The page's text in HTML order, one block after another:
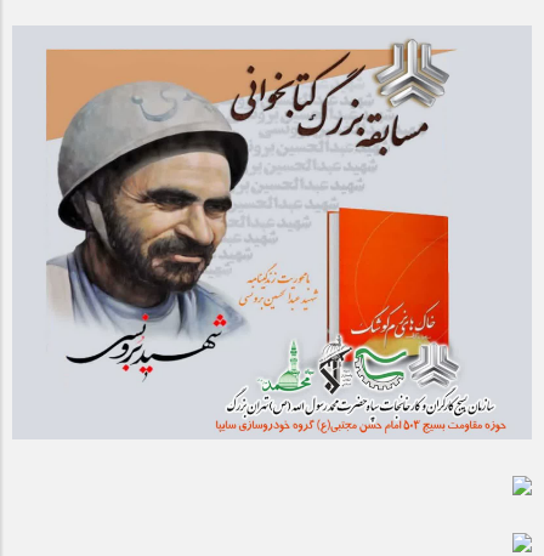
برگزار شد
مراسم گرامیداشت سالروز آزادسازی خرمشهر در نمازخانه فاطمیه
مگاموتور
تیم شهدای مگاموتور در بزرگترین مسابقات گل کوچک جهان شرکت
کرد